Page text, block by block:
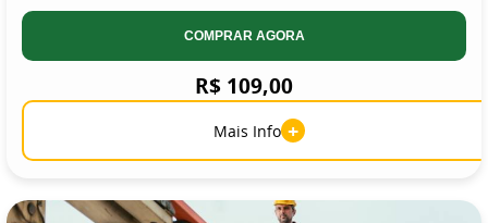
COMPRAR AGORA
R$ 109,00
Mais Info +